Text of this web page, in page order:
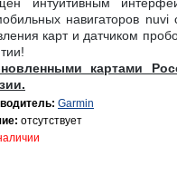
навигаторов nuvi
карт и датчиком
картами
Garmin
отсутствует